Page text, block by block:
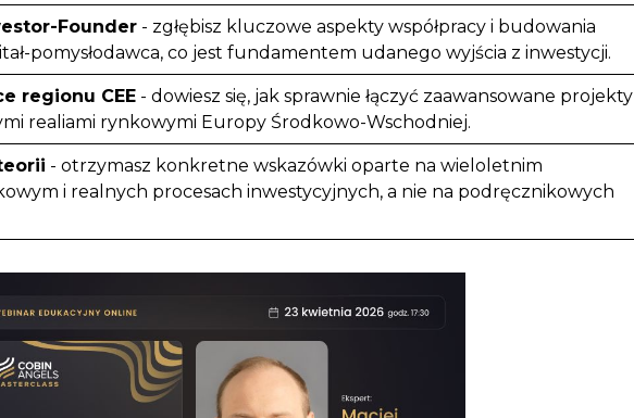
Founder - zgłębisz kluczowe aspekty współpracy i budowania
pomysłodawca, co jest fundamentem udanego wyjścia z inwestycji.
regionu CEE - dowiesz się, jak sprawnie łączyć zaawansowane projekty
realiami rynkowymi Europy Środkowo-Wschodniej.
- otrzymasz konkretne wskazówki oparte na wieloletnim
i realnych procesach inwestycyjnych, a nie na podręcznikowych